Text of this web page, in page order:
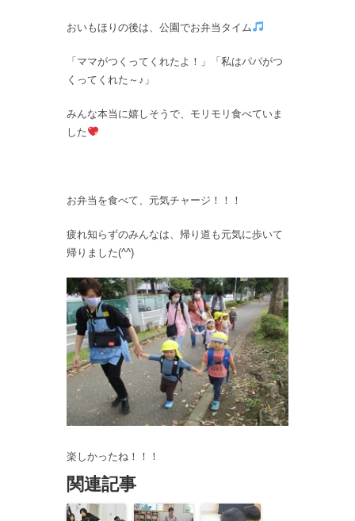
おいもほりの後は、公園でお弁当タイム
「ママがつくってくれたよ！」「私はパパがつ
くってくれた～♪」
みんな本当に嬉しそうで、モリモリ食べていま
した
お弁当を食べて、元気チャージ！！！
疲れ知らずのみんなは、帰り道も元気に歩いて
帰りました(^^)
楽しかったね！！！
関連記事